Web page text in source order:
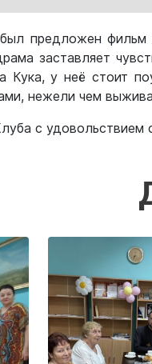
предложен фильм
заставляет
Кука, у неё стоит
нежели чем
с удовольствием